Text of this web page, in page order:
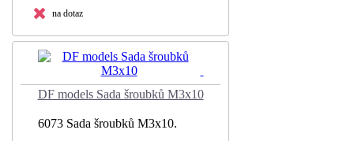
na dotaz
DF models Sada šroubků M3x10
6073 Sada šroubků M3x10.